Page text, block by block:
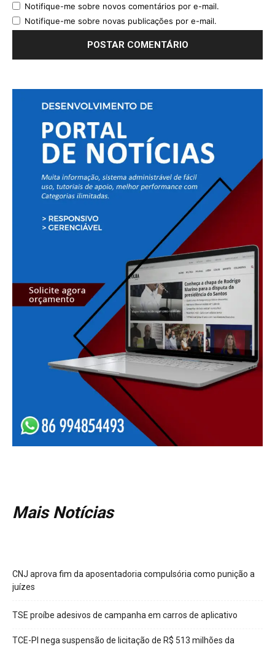
Notifique-me sobre novos comentários por e-mail.
Notifique-me sobre novas publicações por e-mail.
Mais Notícias
CNJ aprova fim da aposentadoria compulsória como punição a
juízes
TSE proíbe adesivos de campanha em carros de aplicativo
TCE-PI nega suspensão de licitação de R$ 513 milhões da